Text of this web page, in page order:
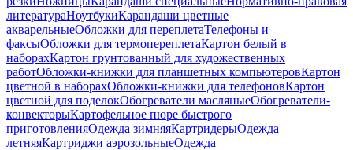
литератураНоутбукиКарандаши цветные
акварельныеОбложки для переплетаТелефоны и
факсыОбложки для термопереплетаКартон белый в
наборахКартон грунтованный для художественных
работОбложки-книжки для планшетных компьютеровКартон
цветной в наборахОбложки-книжки для телефоновКартон
цветной для поделокОбогреватели масляныеОбогреватели-
конвекторыКартофельное пюре быстрого
приготовленияОдежда зимняяКартридерыОдежда
летняяКартриджи аэрозольныеОдежда